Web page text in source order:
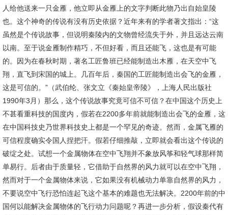
人给他送来一只金雁，他立即从金雁上的文字判断此物乃出自始皇陵
也。这个神奇的传说有没有历史依据？近年来有的学者著文指出：“这
虽然是个传说故事，但说明秦陵内的文物曾经流失于外，并且远达云南
以南。至于说金雁制作精巧，不但好看，而且还能飞，这也是有可能
的。因为在春秋时期，著名工匠鲁班已经能制造出木雁，在天空中飞
翔，直飞到宋国的城上。几百年后，秦国的工匠能制造出会飞的金雁，
这是可信的。”（武伯纶、张文立《秦始皇帝陵》，上海人民出版社
1990年3月）那么，这个传说故事究竟可信不可信？在中国这个历史上
不甚看重科技的国度内，假若在2200多年前就能制造出会飞的金雁，这
在中国科技史乃世界科技史上都是一个罕见的奇迹。然而，金属飞雁的
可信程度确实令国人捏把汗。假若仔细推敲，立即就会看出这个传说的
破绽之处。试想一个金属物体在空中飞翔并不象放风筝和轻气球那样简
单易行。后者由于质量轻，它借助于自然界的风力就可以在空中飞翔，
然而对于一个金属物体来说，它如果没有机械动力单靠自然界的风力，
不要说空中飞行恐怕连起飞这个基本的难题也无法解决。2200年前的中
国何以能解决金属物体的飞行动力问题呢？再进一步分析，假设秦代有